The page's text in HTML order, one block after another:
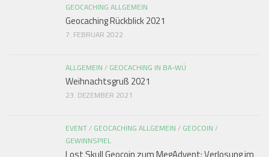
GEOCACHING ALLGEMEIN
Geocaching Rückblick 2021
7. FEBRUAR 2022
ALLGEMEIN / GEOCACHING IN BA-WÜ
Weihnachtsgruß 2021
23. DEZEMBER 2021
EVENT/ GEOCACHING ALLGEMEIN / GEOCOIN /
GEWINNSPIEL
Lost Skull Geocoin zum MegAdvent: Verlosung im